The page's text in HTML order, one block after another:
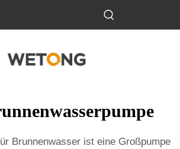
Brunnenwasser ist eine Großpumpe